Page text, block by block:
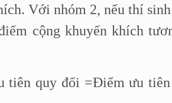
Với nhóm 2, nếu thí
cộng khuyến khích
tiên quy đổi =Điểm ưu tiên